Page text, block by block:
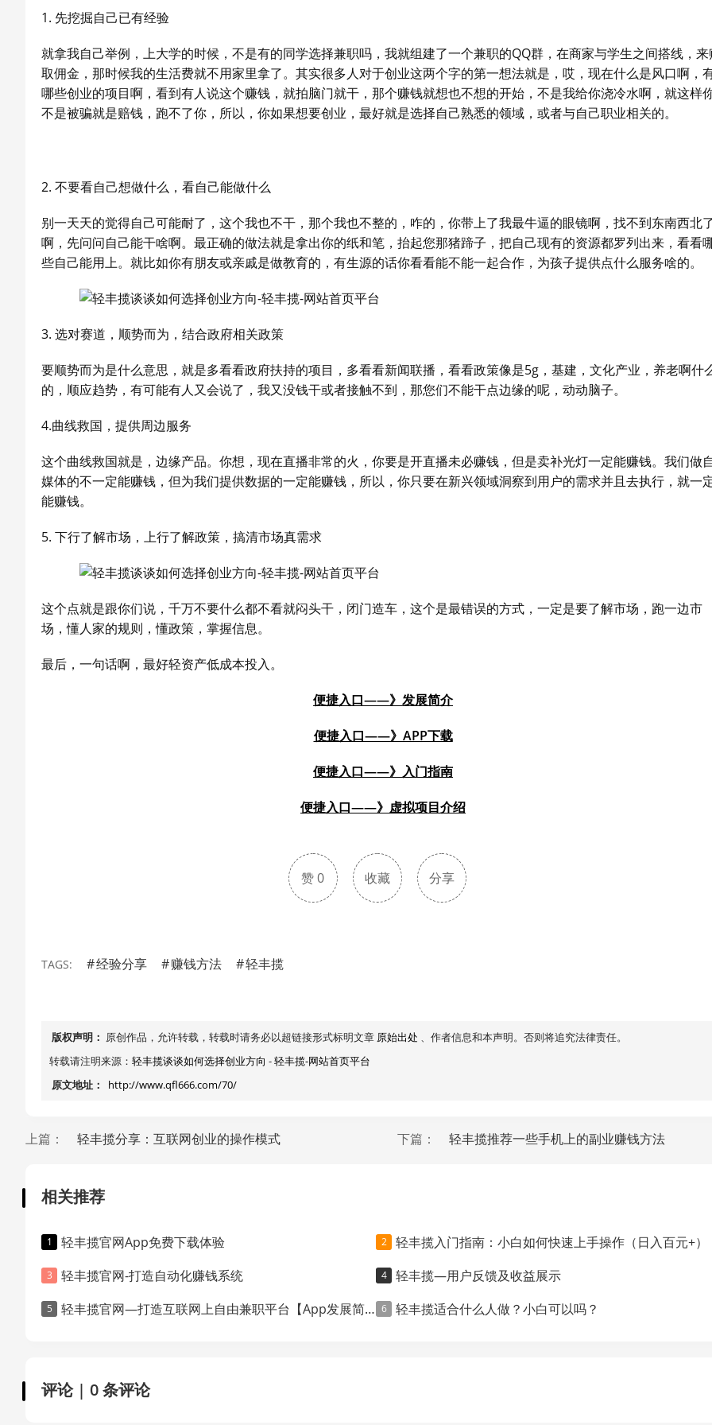
1. 先挖掘自己已有经验
就拿我自己举例，上大学的时候，不是有的同学选择兼职吗，我就组建了一个兼职的QQ群，在商家与学生之间搭线，来
取佣金，那时候我的生活费就不用家里拿了。其实很多人对于创业这两个字的第一想法就是，哎，现在什么是风口啊，
哪些创业的项目啊，看到有人说这个赚钱，就拍脑门就干，那个赚钱就想也不想的开始，不是我给你浇冷水啊，就这样
不是被骗就是赔钱，跑不了你，所以，你如果想要创业，最好就是选择自己熟悉的领域，或者与自己职业相关的。
2. 不要看自己想做什么，看自己能做什么
别一天天的觉得自己可能耐了，这个我也不干，那个我也不整的，咋的，你带上了我最牛逼的眼镜啊，找不到东南西北
啊，先问问自己能干啥啊。最正确的做法就是拿出你的纸和笔，抬起您那猪蹄子，把自己现有的资源都罗列出来，看看
些自己能用上。就比如你有朋友或亲戚是做教育的，有生源的话你看看能不能一起合作，为孩子提供点什么服务啥的。
3. 选对赛道，顺势而为，结合政府相关政策
要顺势而为是什么意思，就是多看看政府扶持的项目，多看看新闻联播，看看政策像是5g，基建，文化产业，养老啊什
的，顺应趋势，有可能有人又会说了，我又没钱干或者接触不到，那您们不能干点边缘的呢，动动脑子。
4.曲线救国，提供周边服务
这个曲线救国就是，边缘产品。你想，现在直播非常的火，你要是开直播未必赚钱，但是卖补光灯一定能赚钱。我们做
媒体的不一定能赚钱，但为我们提供数据的一定能赚钱，所以，你只要在新兴领域洞察到用户的需求并且去执行，就一
能赚钱。
5. 下行了解市场，上行了解政策，搞清市场真需求
这个点就是跟你们说，千万不要什么都不看就闷头干，闭门造车，这个是最错误的方式，一定是要了解市场，跑一边市
场，懂人家的规则，懂政策，掌握信息。
最后，一句话啊，最好轻资产低成本投入。
便捷入口——》发展简介
便捷入口——》APP下载
便捷入口——》入门指南
便捷入口——》虚拟项目介绍
赞0 收藏 分享
TAGS: 经验分享 赚钱方法 轻丰揽
版权声明： 原创作品，允许转载，转载时请务必以超链接形式标明文章 原始出处 、作者信息和本声明。否则将追究法律责任。
转载请注明来源： 轻丰揽谈谈如何选择创业方向 -轻丰揽-网站首页平台
原文地址：
http://www.qfl666.com/70/
上篇： 轻丰揽分享：互联网创业的操作模式 下篇： 轻丰揽推荐一些手机上的副业赚钱方法
相关推荐
轻丰揽官网App免费下载体验
轻丰揽入门指南：小白如何快速上手操作（日入百元+）
轻丰揽官网-打造自动化赚钱系统
轻丰揽—用户反馈及收益展示
轻丰揽官网—打造互联网上自由兼职平台【App发展简介】
轻丰揽适合什么人做？小白可以吗？
评论 | 0 条评论